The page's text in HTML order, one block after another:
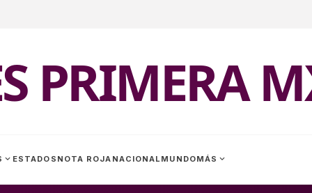
PRIMERA
expand_more ESTADOS NOTA ROJA NACIONAL MUNDOMÁS expand_more